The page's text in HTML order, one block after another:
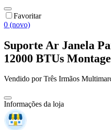
Favoritar
0 (novo)
Suporte Ar Janela
12000 BTUs
Vendido porTrês Irmãos
Informações da loja